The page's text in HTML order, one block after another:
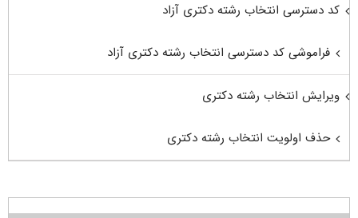
کد دسترسی انتخاب رشته دکتری آزاد
فراموشی کد دسترسی انتخاب رشته دکتری آزاد
ویرایش انتخاب رشته دکتری
حذف اولویت انتخاب رشته دکتری